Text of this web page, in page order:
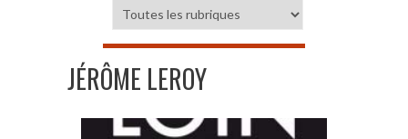
JÉRÔME LEROY